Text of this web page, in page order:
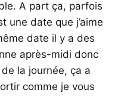
A part ça, parfois
une date que j’aime
date il y a des
après-midi donc
la journée, ça a
comme je vous